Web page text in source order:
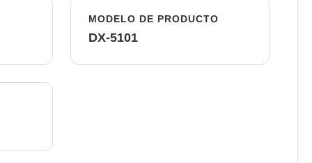
MODELO DE PRODUCTO
DX-5101